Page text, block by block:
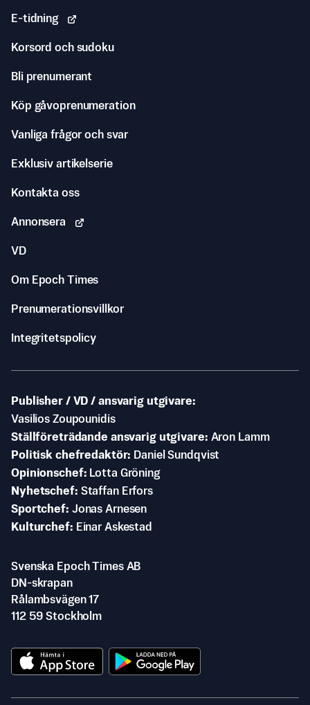
E-tidning
Korsord och sudoku
Bli prenumerant
Köp gåvoprenumeration
Vanliga frågor och svar
Exklusiv artikelserie
Kontakta oss
Annonsera
VD
Om Epoch Times
Prenumerationsvillkor
Integritetspolicy
Publisher / VD / ansvarig utgivare
Vasilios Zoupounidis
Ställföreträdande ansvarig utgivare Aron Lamm
Politisk chefredaktör
Daniel Sundqvist
Opinionschef
Lotta Gröning
Nyhetschef Staffan Erfors
Sportchef Jonas Arnesen
Kulturchef
Einar Askestad
Svenska Epoch Times AB
DN-skrapan
Rålambsvägen 17
112 59 Stockholm